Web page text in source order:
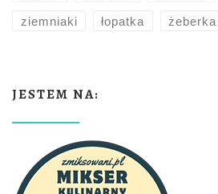
ziemniaki łopatka żeberka
JESTEM NA: